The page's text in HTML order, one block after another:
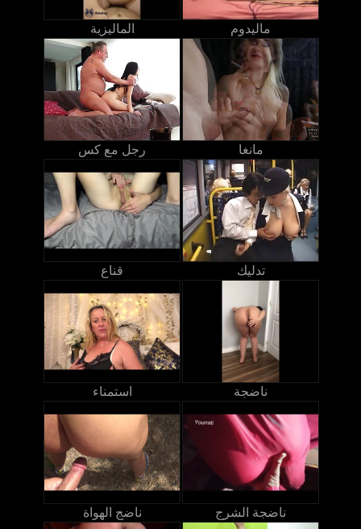
الماليزية ماليدوم
رجل مع كس مانغا
قناع تدليك
استمناء ناضجة
ناضج الهواة ناضجة الشرج